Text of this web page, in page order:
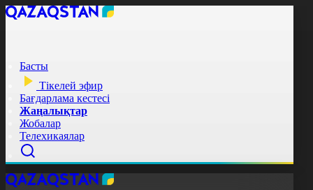
Басты
Тікелей эфир
Бағдарлама кестесі
Жаңалықтар
Жобалар
Телехикаялар